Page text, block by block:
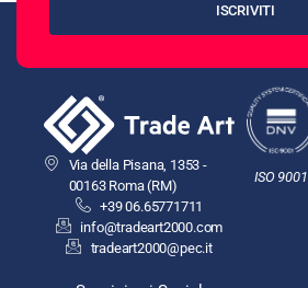
ISCRIVITI
Via della Pisana, 1353 -
00163 Roma (RM)
+39 06.65771711
info@tradeart2000.com
tradeart2000@pec.it
ISO 9001